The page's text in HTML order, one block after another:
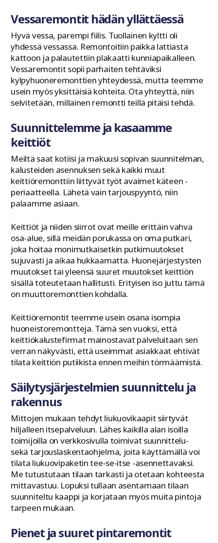
Vessaremontit hädän yllättäessä
Hyvä vessa, parempi fiilis. Tuollainen kyltti oli
yhdessä vessassa. Remontoitiin paikka lattiasta
kattoon ja palautettiin plakaatti kunniapaikalleen.
Vessaremontit sopii parhaiten tehtäviksi
kylpyhuoneremonttien yhteydessä, mutta teemme
usein myös yksittäisiä kohteita. Ota yhteyttä, niin
selvitetään, millainen remontti teillä pitäisi tehdä.
Suunnittelemme ja kasaamme
keittiöt
Meiltä saat kotiisi ja makuusi sopivan suunnitelman,
kalusteiden asennuksen sekä kaikki muut
keittiöremonttiin liittyvät työt avaimet käteen -
periaatteella. Lähetä vain tarjouspyyntö, niin
palaamme asiaan.
Keittiöt ja niiden siirrot ovat meille erittäin vahva
osa-alue, sillä meidän porukassa on oma putkari,
joka hoitaa monimutkaisetkin putkimuutokset
sujuvasti ja aikaa hukkaamatta. Huonejärjestysten
muutokset tai yleensä suuret muutokset keittiön
sisällä toteutetaan hallitusti. Erityisen iso juttu tämä
on muuttoremonttien kohdalla.
Keittiöremontit teemme usein osana isompia
huoneistoremontteja. Tämä sen vuoksi, että
keittiökalustefirmat mainostavat palveluitaan sen
verran näkyvästi, että useimmat asiakkaat ehtivät
tilata keittiön putiikista ennen meihin törmäämistä.
Säilytysjärjestelmien suunnittelu ja
rakennus
Mittojen mukaan tehdyt liukuovikaapit siirtyvät
hiljalleen itsepalveluun. Lähes kaikilla alan isoilla
toimijoilla on verkkosivulla toimivat suunnittelu-
sekä tarjouslaskentaohjelma, joita käyttämällä voi
tilata liukuovipaketin tee-se-itse -asennettavaksi.
Me tutustutaan tilaan tarkasti ja otetaan kohteesta
mittavastuu. Lopuksi tullaan asentamaan tilaan
suunniteltu kaappi ja korjataan myös muita pintoja
tarpeen mukaan.
Pienet ja suuret pintaremontit